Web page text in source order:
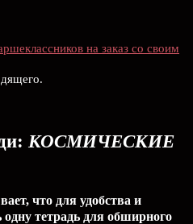
на заказ со своим
КОСМИЧЕСКИЕ
что для удобства и
тетрадь для обширного